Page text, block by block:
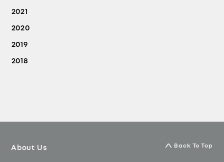
2021
2020
2019
2018
About Us Back To Top